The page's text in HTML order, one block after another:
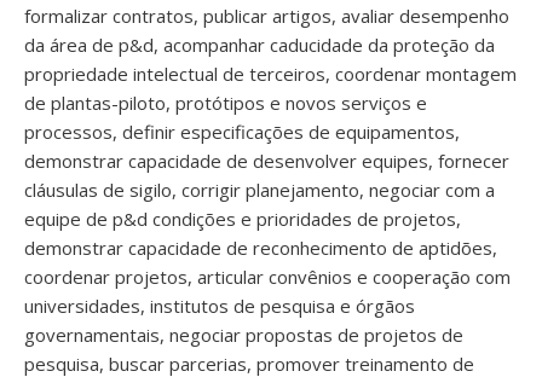
formalizar contratos, publicar artigos, avaliar desempenho
da área de p&d, acompanhar caducidade da proteção da
propriedade intelectual de terceiros, coordenar montagem
de plantas-piloto, protótipos e novos serviços e
processos, definir especificações de equipamentos,
demonstrar capacidade de desenvolver equipes, fornecer
cláusulas de sigilo, corrigir planejamento, negociar com a
equipe de p&d condições e prioridades de projetos,
demonstrar capacidade de reconhecimento de aptidões,
coordenar projetos, articular convênios e cooperação com
universidades, institutos de pesquisa e órgãos
governamentais, negociar propostas de projetos de
pesquisa, buscar parcerias, promover treinamento de